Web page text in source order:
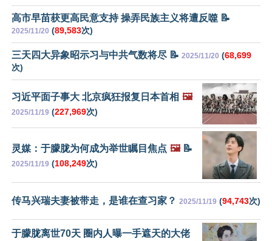
高市早苗获更高民意支持 操弄民族主义将遭反噬 📝
2025/11/20 (89,583次)
三天四大异象昭示习与中共气数将尽 📝 2025/11/20 (68,699
次)
习近平面子事大 北京疯狂报复日本首相 🖼️
2025/11/19 (227,969次)
灵媒：于朦胧为何成为举世瞩目焦点 🖼️📝
2025/11/19 (108,249次)
传马兴瑞夫妻被带走，是谁在查习家？ 2025/11/19 (94,743次)
于朦胧离世70天 圈内人曝一手遮天的大佬